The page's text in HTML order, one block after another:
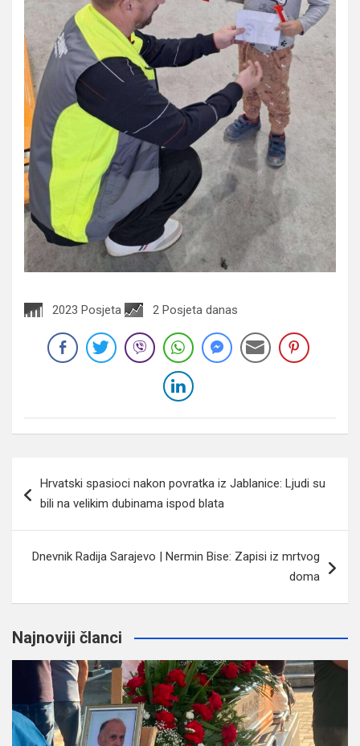
2023 Posjeta 2 Posjeta danas
članaka
Hrvatski spasioci nakon povratka iz Jablanice: Ljudi su
bili na velikim dubinama ispod blata
Dnevnik Radija Sarajevo | Nermin Bise: Zapisi iz mrtvog
doma
Najnoviji članci